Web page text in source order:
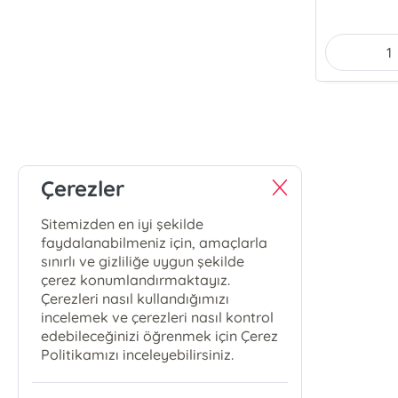
Çerezler
Sitemizden en iyi şekilde
faydalanabilmeniz için, amaçlarla
sınırlı ve gizliliğe uygun şekilde
çerez konumlandırmaktayız.
Çerezleri nasıl kullandığımızı
incelemek ve çerezleri nasıl kontrol
edebileceğinizi öğrenmek için Çerez
Politikamızı inceleyebilirsiniz.